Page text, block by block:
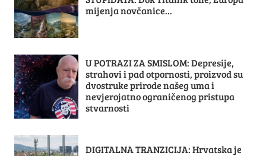
mijenja novčanice...
U POTRAZI ZA SMISLOM: Depresije,
strahovi i pad otpornosti, proizvod su
dvostruke prirode našeg uma i
nevjerojatno ograničenog pristupa
stvarnosti
DIGITALNA TRANZICIJA: Hrvatska je